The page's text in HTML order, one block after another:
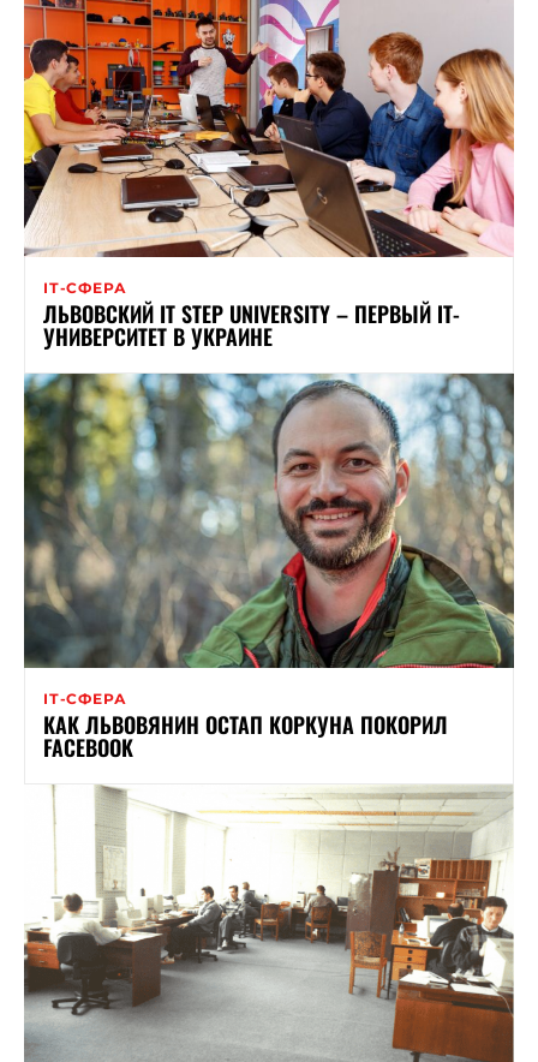
ІТ-СФЕРА
ЛЬВОВСКИЙ IT STEP UNIVERSITY – ПЕРВЫЙ ІТ-
УНИВЕРСИТЕТ В УКРАИНЕ
ІТ-СФЕРА
КАК ЛЬВОВЯНИН ОСТАП КОРКУНА ПОКОРИЛ
FACEBOOK